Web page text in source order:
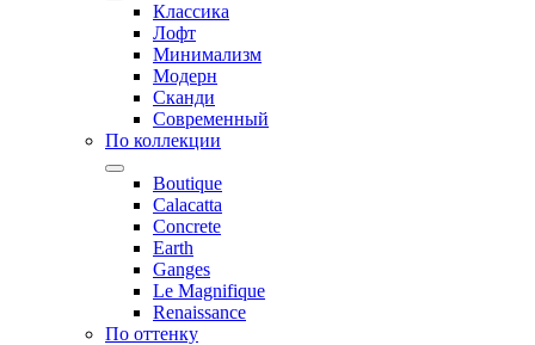
Классика
Лофт
Минимализм
Модерн
Сканди
Современный
По коллекции
Boutique
Calacatta
Concrete
Earth
Ganges
Le Magnifique
Renaissance
По оттенку